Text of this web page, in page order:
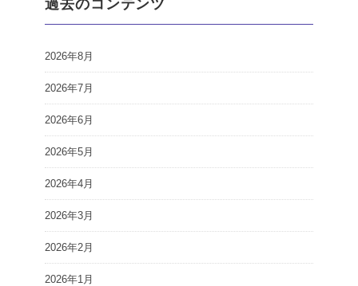
過去のコンテンツ
2026年8月
2026年7月
2026年6月
2026年5月
2026年4月
2026年3月
2026年2月
2026年1月